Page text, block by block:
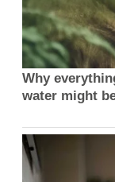
Why
water might